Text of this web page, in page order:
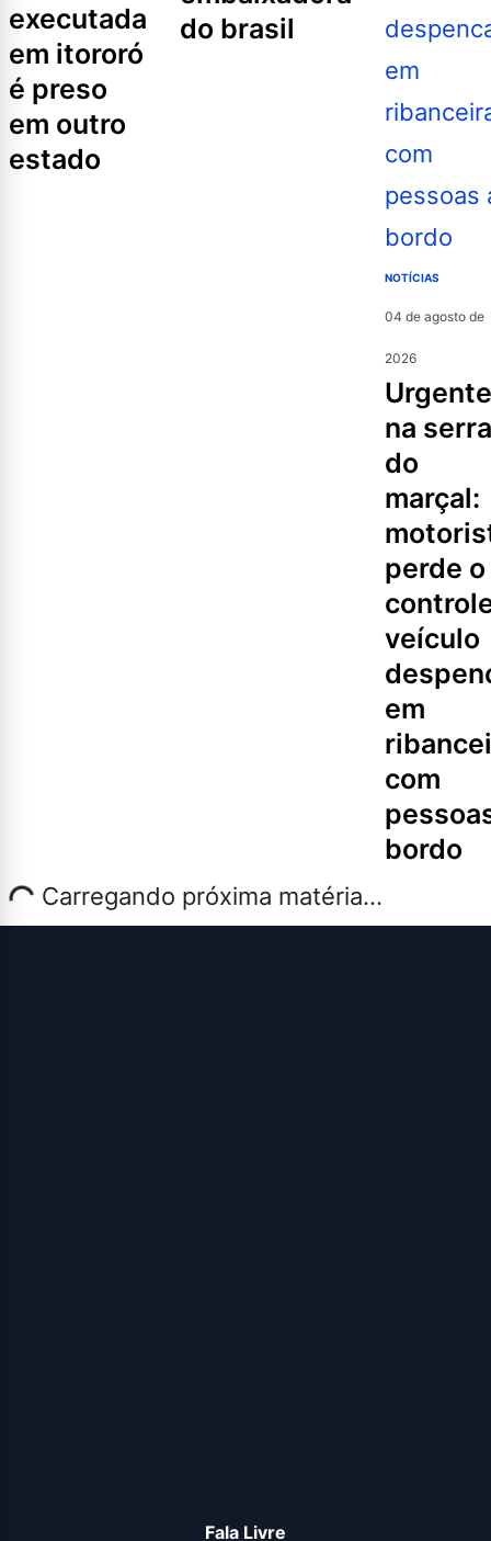
executada
em itororó
é preso
em outro
estado
do brasil
NOTÍCIAS
04 de agosto de
2026
urgente
na serra
do
marçal:
perde o
veículo
em
com
bordo
Carregando próxima matéria...
Fala Livre